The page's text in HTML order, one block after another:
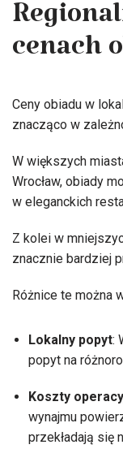
cenach
Ceny obiadu w
znacząco w
W większych
Wrocław, obiady
w eleganckich
Z kolei w
znacznie bardziej
Różnice te można
Lokalny popyt:
popyt na
Koszty
wynajmu
przekładają się